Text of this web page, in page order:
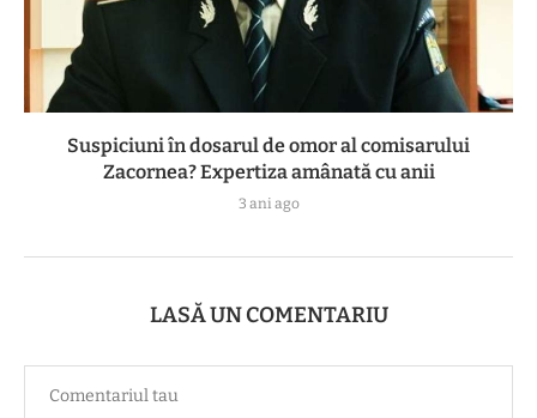
Suspiciuni în dosarul de omor al comisarului
Zacornea? Expertiza amânată cu anii
3 ani ago
LASĂ UN COMENTARIU